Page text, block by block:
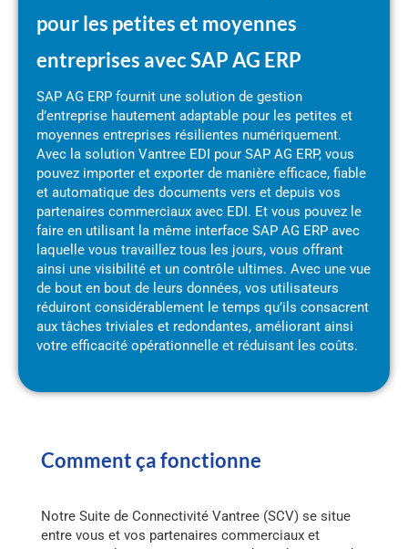
pour les petites et moyennes
entreprises avec SAP AG ERP
SAP AG ERP fournit une solution de gestion
d’entreprise hautement adaptable pour les petites et
moyennes entreprises résilientes numériquement.
Avec la solution Vantree EDI pour SAP AG ERP, vous
pouvez importer et exporter de manière efficace, fiable
et automatique des documents vers et depuis vos
partenaires commerciaux avec EDI. Et vous pouvez le
faire en utilisant la même interface SAP AG ERP avec
laquelle vous travaillez tous les jours, vous offrant
ainsi une visibilité et un contrôle ultimes. Avec une vue
de bout en bout de leurs données, vos utilisateurs
réduiront considérablement le temps qu’ils consacrent
aux tâches triviales et redondantes, améliorant ainsi
votre efficacité opérationnelle et réduisant les coûts.
Comment ça fonctionne
Notre Suite de Connectivité Vantree (SCV) se situe
entre vous et vos partenaires commerciaux et